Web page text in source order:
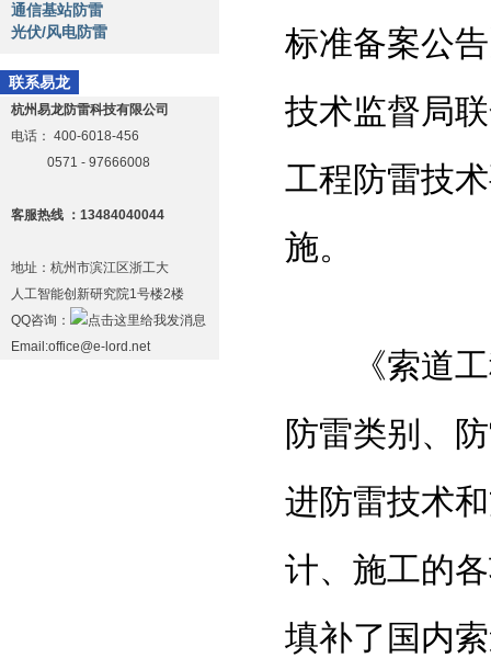
通信基站防雷
光伏/风电防雷
联系易龙
杭州易龙防雷科技有限公司
电话： 400-6018-456
0571 - 97666008
客服热线 ：13484040044
地址：杭州市滨江区浙工大
人工智能创新研究院1号楼2楼
QQ咨询：
Email:office@e-lord.net
标准备案公
技术监督局
工程防雷技
施。
《索道工
防雷类别、
进防雷技术
计、施工的
填补了国内